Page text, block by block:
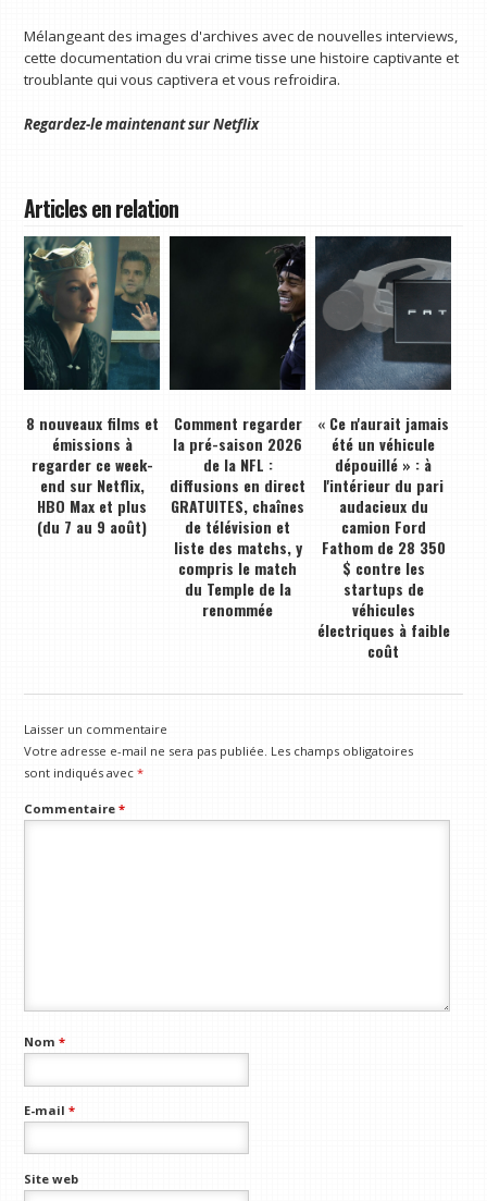
Mélangeant des images d'archives avec de nouvelles interviews,
cette documentation du vrai crime tisse une histoire captivante et
troublante qui vous captivera et vous refroidira.
Regardez-le maintenant surNetflix
Articles en relation
8 nouveaux films et
émissions à
regarder ce week-
end sur Netflix,
HBO Max et plus
(du 7 au 9 août)
Comment regarder
la pré-saison 2026
de la NFL :
diffusions en direct
GRATUITES, chaînes
de télévision et
liste des matchs, y
compris le match
du Temple de la
renommée
« Ce n'aurait jamais
été un véhicule
dépouillé » : à
l'intérieur du pari
audacieux du
camion Ford
Fathom de 28 350
$ contre les
startups de
véhicules
électriques à faible
coût
Laisser un commentaire
Votre adresse e-mail ne sera pas publiée. Les champs obligatoires
sont indiqués avec*
Commentaire*
Nom*
E-mail*
Site web